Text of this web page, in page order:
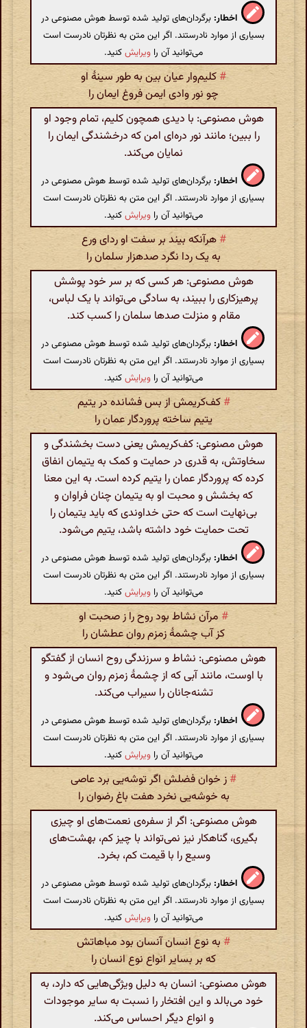
اخطار: برگردان‌های تولید شده توسط هوش مصنوعی در
بسیاری از موارد نادرستند. اگر این متن به نظرتان نادرست است
می‌توانید آن را ویرایشکنید.
# کلیم‌وار عیان بین به طور سینهٔ او
چو نور وادی ایمن فروغ ایمان را
هوش مصنوعی: با دیدی همچون کلیم، تمام وجود او
را ببین؛ مانند نور دره‌ای امن که درخشندگی ایمان را
نمایان می‌کند.
اخطار: برگردان‌های تولید شده توسط هوش مصنوعی در
بسیاری از موارد نادرستند. اگر این متن به نظرتان نادرست است
می‌توانید آن را ویرایشکنید.
# هرآنکه بیند بر سفت او ردای ورع
به یک ردا نگرد صدهزار سلمان را
هوش مصنوعی: هر کسی که بر سر خود پوشش
پرهیزکاری را ببیند، به سادگی می‌تواند با یک لباس،
مقام و منزلت صدها سلمان را کسب کند.
اخطار: برگردان‌های تولید شده توسط هوش مصنوعی در
بسیاری از موارد نادرستند. اگر این متن به نظرتان نادرست است
می‌توانید آن را ویرایشکنید.
# کف‌کریمش‌ از بس فشانده در یتیم
یتیم ساخته پروردگار عمان را
هوش مصنوعی: کف‌کریمش یعنی دست بخشندگی و
سخاوتش، به قدری در حمایت و کمک به یتیمان انفاق
کرده که پروردگار عمان را یتیم کرده است. به این معنا
که بخشش و محبت او به یتیمان چنان فراوان و
بی‌نهایت است که حتی خداوندی که باید یتیمان را
تحت حمایت خود داشته باشد، یتیم می‌شود.
اخطار: برگردان‌های تولید شده توسط هوش مصنوعی در
بسیاری از موارد نادرستند. اگر این متن به نظرتان نادرست است
می‌توانید آن را ویرایشکنید.
# مرآن نشاط بود روح را ز صحبت او
کز آب چشمهٔ زمزم روان عطشان را
هوش مصنوعی: نشاط و سرزندگی روح انسان از گفتگو
با اوست، مانند آبی که از چشمهٔ زمزم روان می‌شود و
تشنه‌جانان را سیراب می‌کند.
اخطار: برگردان‌های تولید شده توسط هوش مصنوعی در
بسیاری از موارد نادرستند. اگر این متن به نظرتان نادرست است
می‌توانید آن را ویرایشکنید.
# ز خوان فضلش اگر توشه‌یی برد عاصی
به خوشه‌یی نخرد هفت باغ رضوان را
هوش مصنوعی: اگر از سفره‌ی نعمت‌های او چیزی
بگیری، گناهکار نیز نمی‌تواند با چیز کم، بهشت‌های
وسیع را با قیمت کم، بخرد.
اخطار: برگردان‌های تولید شده توسط هوش مصنوعی در
بسیاری از موارد نادرستند. اگر این متن به نظرتان نادرست است
می‌توانید آن را ویرایشکنید.
# به نوع انسان آنسان بود مباهاتش
که بر بسایر انواع نوع انسان را
هوش مصنوعی: انسان به دلیل ویژگی‌هایی که دارد، به
خود می‌بالد و این افتخار را نسبت به سایر موجودات
و انواع دیگر احساس می‌کند.